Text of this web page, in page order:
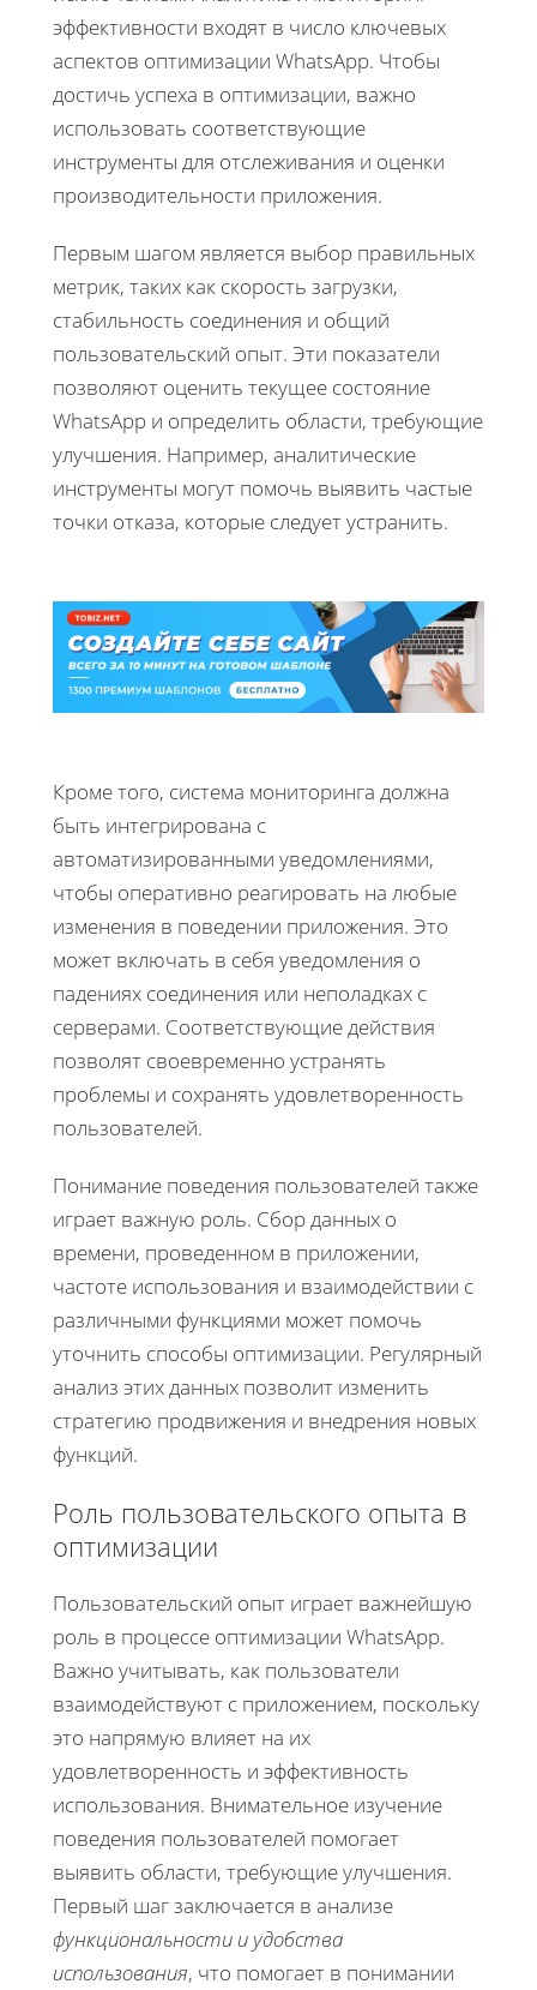
эффективности входят в число ключевых
аспектов оптимизации WhatsApp. Чтобы
достичь успеха в оптимизации, важно
использовать соответствующие
инструменты для отслеживания и оценки
производительности приложения.
Первым шагом является выбор правильных
метрик, таких как скорость загрузки,
стабильность соединения и общий
пользовательский опыт. Эти показатели
позволяют оценить текущее состояние
WhatsApp и определить области, требующие
улучшения. Например, аналитические
инструменты могут помочь выявить частые
точки отказа, которые следует устранить.
Кроме того, система мониторинга должна
быть интегрирована с
автоматизированными уведомлениями,
чтобы оперативно реагировать на любые
изменения в поведении приложения. Это
может включать в себя уведомления о
падениях соединения или неполадках с
серверами. Соответствующие действия
позволят своевременно устранять
проблемы и сохранять удовлетворенность
пользователей.
Понимание поведения пользователей также
играет важную роль. Сбор данных о
времени, проведенном в приложении,
частоте использования и взаимодействии с
различными функциями может помочь
уточнить способы оптимизации. Регулярный
анализ этих данных позволит изменить
стратегию продвижения и внедрения новых
функций.
Роль пользовательского опыта в
оптимизации
Пользовательский опыт играет важнейшую
роль в процессе оптимизации WhatsApp.
Важно учитывать, как пользователи
взаимодействуют с приложением, поскольку
это напрямую влияет на их
удовлетворенность и эффективность
использования. Внимательное изучение
поведения пользователей помогает
выявить области, требующие улучшения.
Первый шаг заключается в анализе
функциональности и удобства
использования, что помогает в понимании